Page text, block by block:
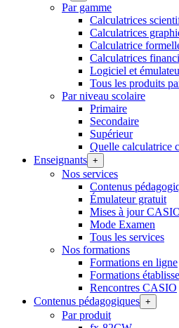
Par gamme
Calculatrices
Calculatrices
Calculatrice
Calculatrices
Logiciel et
Tous les produits
Par niveau scolaire
Primaire
Secondaire
Supérieur
Quelle calculatrice
Enseignants +
Nos services
Contenus
Émulateur gratuit
Mises à jour
Mode Examen
Tous les services
Nos formations
Formations en ligne
Formations
Rencontres CASIO
Contenus pédagogiques +
Par produit